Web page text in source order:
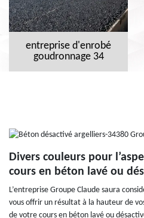
entreprise d'enrobé
goudronnage 34
Divers couleurs pour
cours en béton lavé ou
L’entreprise Groupe Claude saura
vous offrir un résultat à la hauteur de
de votre cours en béton lavé ou